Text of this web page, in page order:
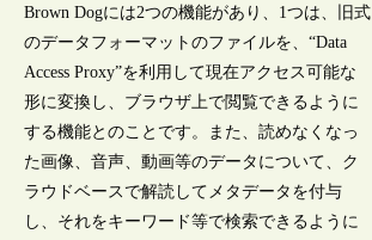
Brown Dogには2つの機能があり、1つは、旧式
のデータフォーマットのファイルを、“Data
Access Proxy”を利用して現在アクセス可能な
形に変換し、ブラウザ上で閲覧できるように
する機能とのことです。また、読めなくなっ
た画像、音声、動画等のデータについて、ク
ラウドベースで解読してメタデータを付与
し、それをキーワード等で検索できるように